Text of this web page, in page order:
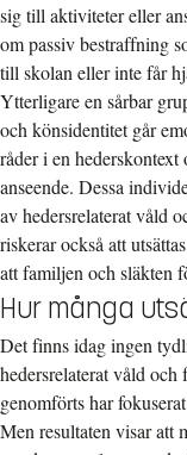
sig till aktiviteter eller
om passiv bestraffning
till skolan eller inte får
Ytterligare en sårbar
och könsidentitet går
råder i en
anseende. Dessa
av hedersrelaterat våld
riskerar också att
att familjen och släkten
Hur många
Det finns idag ingen
hedersrelaterat våld
genomförts har
Men resultaten visar att